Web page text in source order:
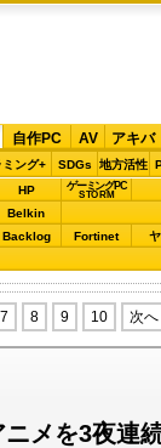
自作PC AV アキバ
ミング+ SDGs 地方活性
HP ゲーミングPC
STORM
Belkin
Backlog Fortinet
7 8 9 10 次へ
メを3夜連続